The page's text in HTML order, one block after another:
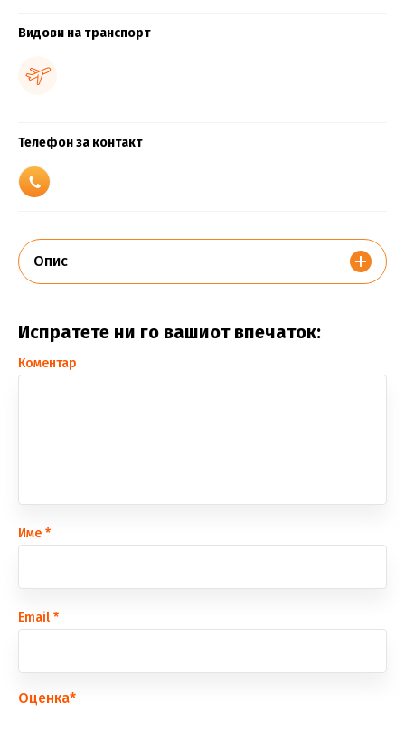
Видови на транспорт
Телефон за контакт
Опис
Испратете ни го вашиот впечаток:
Коментар
Име *
Еmail *
Оценка*